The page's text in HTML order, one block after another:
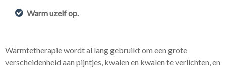
Warm uzelf op.
Warmtetherapie wordt al lang gebruikt om een ​​grote
verscheidenheid aan pijntjes, kwalen en kwalen te verlichten, en